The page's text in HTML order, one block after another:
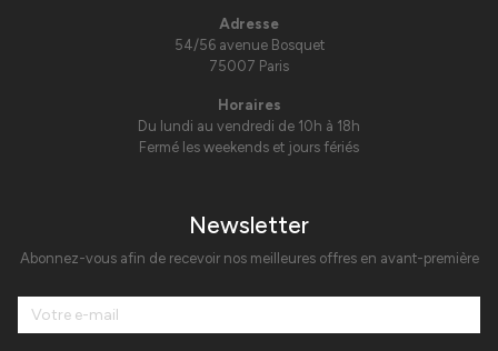
Adresse
54/56 avenue Bosquet
75007 Paris
Horaires
Du lundi au vendredi de 10h à 18h
Fermé les weekends et jours fériés
Newsletter
Abonnez-vous afin de recevoir nos meilleures offres en avant-première